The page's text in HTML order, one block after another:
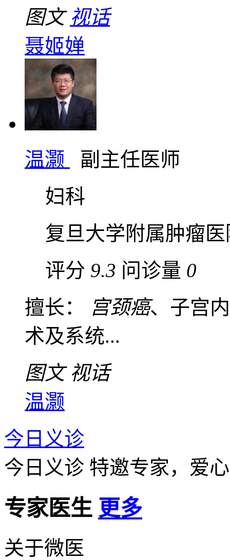
图文 视话
聂姬婵
温灏
副主任医师
妇科
复旦大学附属肿瘤
评分 9.3 问诊量 0
擅长：
宫颈癌、子宫
术及系统...
图文 视话
温灏
今日义诊
今日义诊 特邀专家，爱
专家医生 更多
关于微医